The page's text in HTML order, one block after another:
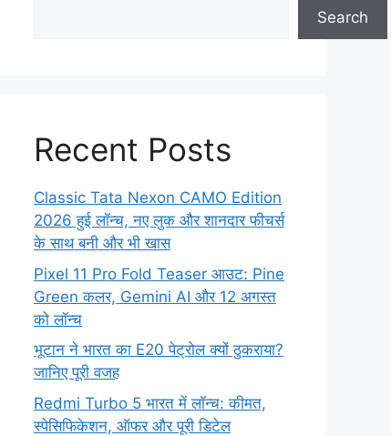
Search
Recent Posts
Classic Tata Nexon CAMO Edition
2026 हुई लॉन्च, नए लुक और शानदार फीचर्स
के साथ बनी और भी खास
Pixel 11 Pro Fold Teaser आउट: Pine
Green कलर, Gemini AI और 12 अगस्त
को लॉन्च
भूटान ने भारत का E20 पेट्रोल क्यों ठुकराया?
जानिए पूरी वजह
Redmi Turbo 5 भारत में लॉन्च: कीमत,
स्पेसिफिकेशन, ऑफर और पूरी डिटेल